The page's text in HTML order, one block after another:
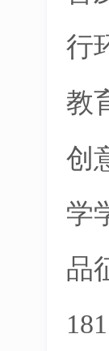
行
教
创
学
品